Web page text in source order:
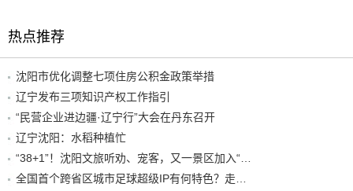
热点推荐
沈阳市优化调整七项住房公积金政策举措
辽宁发布三项知识产权工作指引
“民营企业进边疆·辽宁行”大会在丹东召开
辽宁沈阳：水稻种植忙